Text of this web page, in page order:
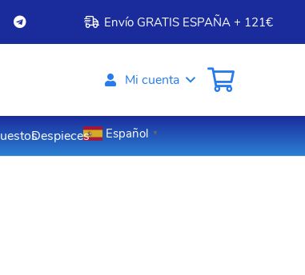
Envío GRATIS ESPAÑA + 121€
Mi cuenta
Despieces Español ▼